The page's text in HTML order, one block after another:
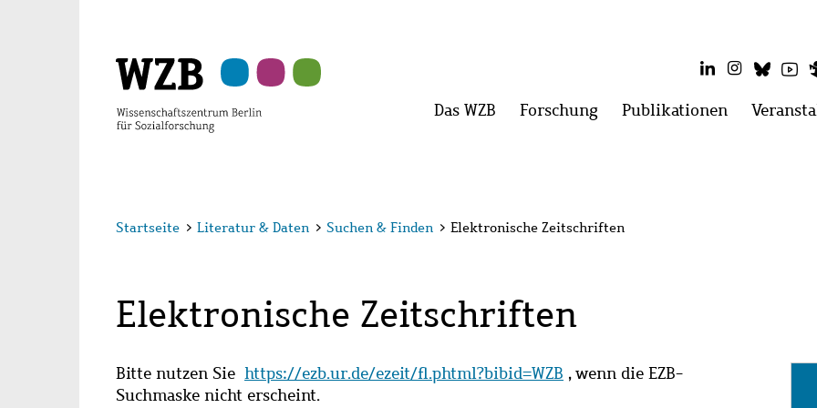
LinkedInInstagram
Hauptmenü
Das WZB Menü
Forschung Menü
Publikationen Menü
Startseite > Literatur & Daten > Suchen & Finden > Elektronische Zeitschriften
Elektronische Zeitschriften
Bitte nutzen Sie https://ezb.ur.de/ezeit/fl.phtml?bibid=WZB , wenn die EZB-
Suchmaske nicht erscheint.